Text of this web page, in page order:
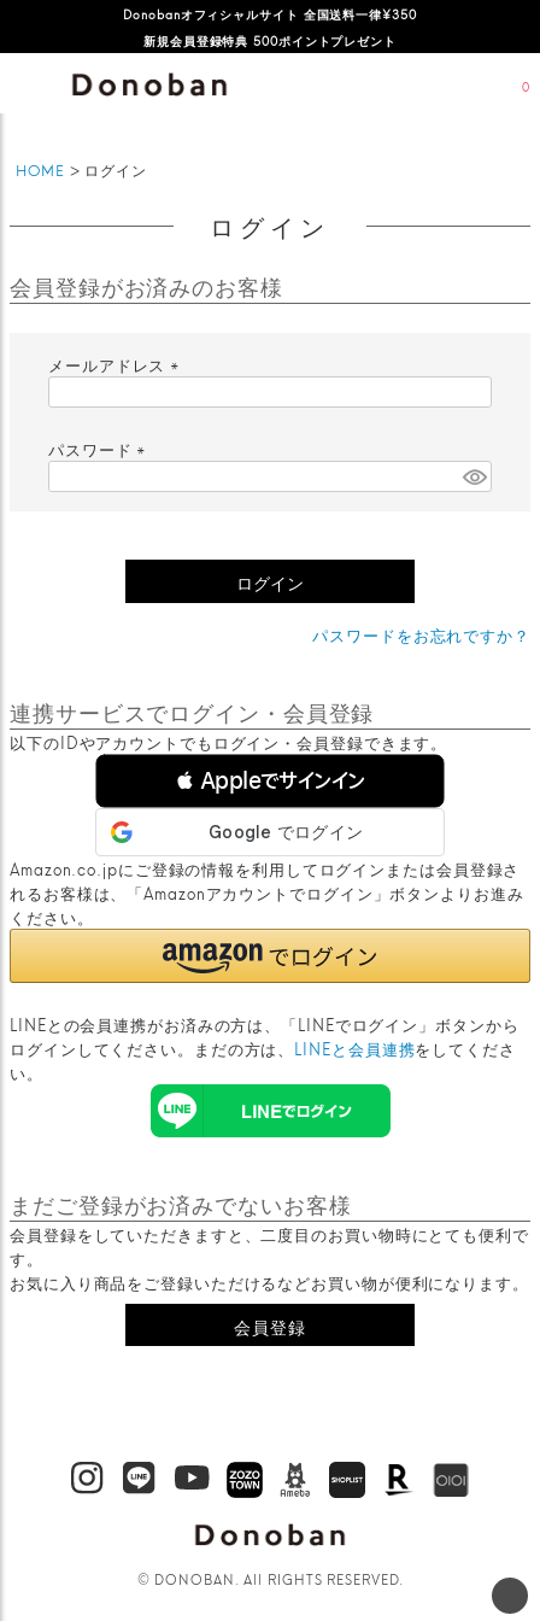
Donobanオフィシャルサイト 全国送料一律¥350
新規会員登録特典 500ポイントプレゼント
0
HOME ログイン
ログイン
会員登録がお済みのお客様
メールアドレス
)
パスワード
)
ログイン
パスワードをお忘れですか？
連携サービスでログイン・会員登録
以下のIDやアカウントでもログイン・会員登録できます。
 Appleでサインイン
Amazon.co.jpにご登録の情報を利用してログインまたは会員登録さ
れるお客様は、「Amazonアカウントでログイン」ボタンよりお進み
ください。
LINEとの会員連携がお済みの方は、「LINEでログイン」ボタンから
ログインしてください。まだの方は、 LINEと会員連携をしてくださ
い。
まだご登録がお済みでないお客様
会員登録をしていただきますと、二度目のお買い物時にとても便利で
す。
お気に入り商品をご登録いただけるなどお買い物が便利になります。
会員登録
© DONOBAN. All RIGHTS RESERVED.